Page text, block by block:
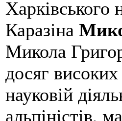
Харківського
Каразіна
Микола
досяг
науковій
альпіністів,